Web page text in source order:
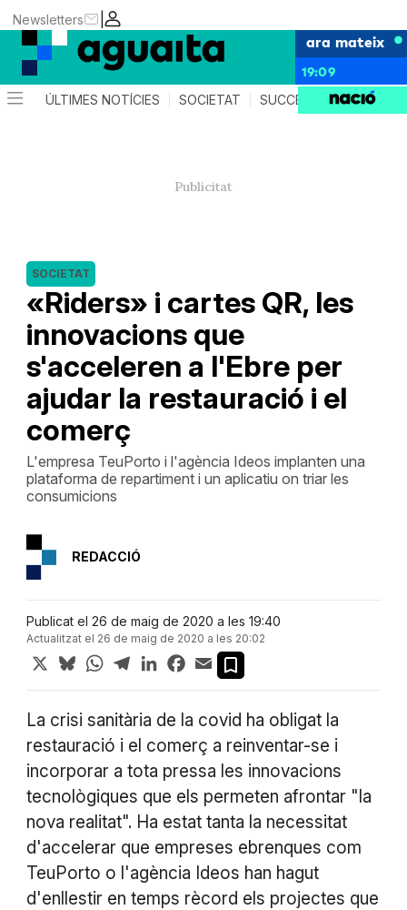
|
Newsletters
ara mateix
19:09
ÚLTIMES NOTÍCIES SOCIETAT SUCCESSOS AGENDA
«Riders» i cartes QR, les
innovacions que
s'acceleren a l'Ebre per
ajudar la restauració i el
comerç
SOCIETAT
L'empresa TeuPorto i l'agència Ideos implanten una
plataforma de repartiment i un aplicatiu on triar les
consumicions
REDACCIÓ
Publicat el 26 de maig de 2020 a les 19:40
Actualitzat el 26 de maig de 2020 a les 20:02
X BlueskyWhatsApp
TelegramLinkedInFacebook
Email
La crisi sanitària de la covid ha obligat la
restauració i el comerç a reinventar-se i
incorporar a tota pressa les innovacions
tecnològiques que els permeten afrontar "la
nova realitat". Ha estat tanta la necessitat
d'accelerar que empreses ebrenques com
TeuPorto o l'agència Ideos han hagut
d'enllestir en temps rècord els projectes que